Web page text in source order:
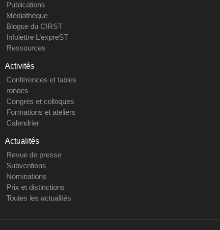
Publications
Médiathèque
Blogue du CIRST
Infolettre L’expreST
Ressources
Activités
Conférences et tables
rondes
Congrès et colloques
Formations et ateliers
Calendrier
Actualités
Revue de presse
Subventions
Nominations
Prix et distinctions
Toutes les actualités